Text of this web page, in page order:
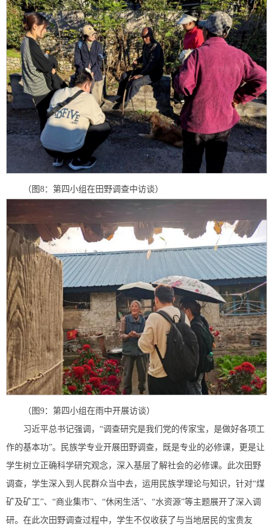
（图8：第四小组在田野调查中访谈）
（图9：第四小组在雨中开展访谈）
习近平总书记强调，“调查研究是我们党的传家宝，是做好各项工
作的基本功”。民族学专业开展田野调查，既是专业的必修课，更是让
学生树立正确科学研究观念，深入基层了解社会的必修课。此次田野
调查，学生深入到人民群众当中去，运用民族学理论与知识，针对“煤
矿及矿工”、“商业集市”、“休闲生活”、“水资源”等主题展开了深入调
研。在此次田野调查过程中，学生不仅收获了与当地居民的宝贵友